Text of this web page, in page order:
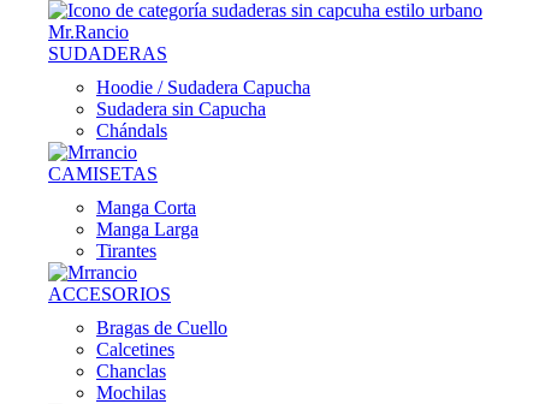
SUDADERAS
Hoodie / Sudadera Capucha
Sudadera sin Capucha
Chándals
CAMISETAS
Manga Corta
Manga Larga
Tirantes
ACCESORIOS
Bragas de Cuello
Calcetines
Chanclas
Mochilas